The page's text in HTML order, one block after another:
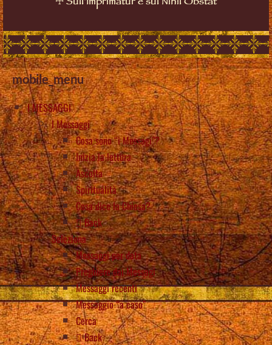
mobile_menu
I MESSAGGI
I Messaggi
Cosa sono “i Messagi”?
Inizia la lettura
Ascolta
Spiritualità
Cosa dice la Chiesa?
Back
Seleziona
Messaggi per data
Preghiere dai Messagi
Messaggi recenti
Messaggio “a caso”
Cerca
Back